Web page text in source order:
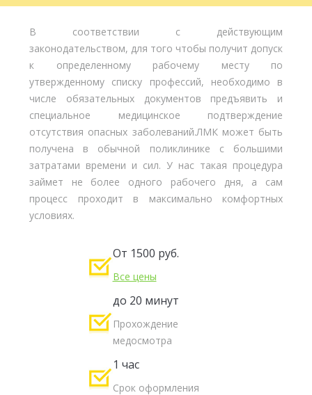
Акции
Контакты
В соответствии с действующим
законодательством, для того чтобы получит допуск
к определенному рабочему месту по
утвержденному списку профессий, необходимо в
числе обязательных документов предъявить и
специальное медицинское подтверждение
отсутствия опасных заболеваний.ЛМК может быть
получена в обычной поликлинике с большими
затратами времени и сил. У нас такая процедура
займет не более одного рабочего дня, а сам
процесс проходит в максимально комфортных
условиях.
От 1500 руб.
Все цены
до 20 минут
Прохождение
медосмотра
1 час
Срок оформления